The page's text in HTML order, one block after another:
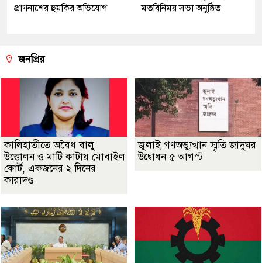
প্রাণনাশের হুমকির অভিযোগ
মতবিনিময় সভা অনুষ্ঠিত
জনপ্রিয়
কালিহাতীতে অবৈধ বালু
উত্তোলন ও মাটি কাটায় মোবাইল
কোর্ট, একজনের ২ দিনের
কারাদণ্ড
জুলাই গণঅভ্যুত্থান স্মৃতি জাদুঘর
উদ্বোধন ৫ আগস্ট